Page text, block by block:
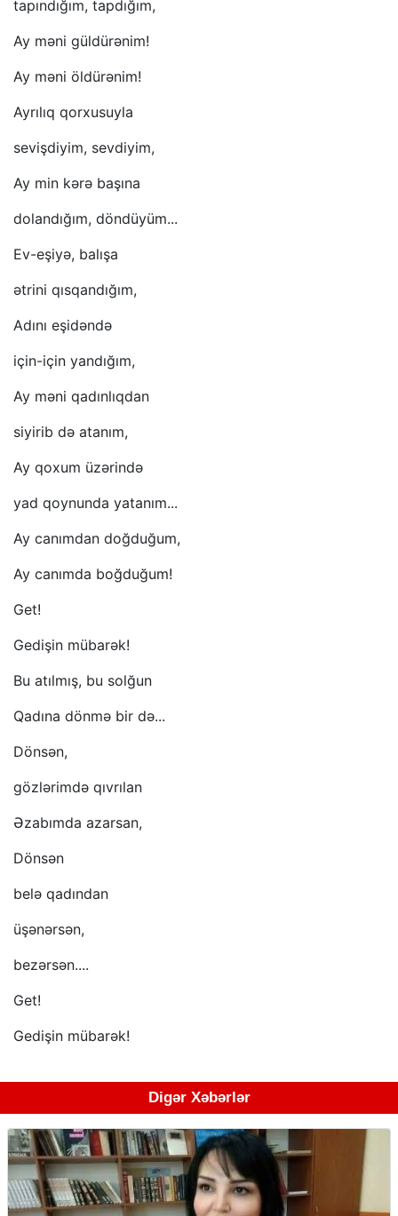
tapındığım, tapdığım,
Ay məni güldürənim!
Ay məni öldürənim!
Ayrılıq qorxusuyla
sevişdiyim, sevdiyim,
Ay min kərə başına
dolandığım, döndüyüm...
Ev-eşiyə, balışa
ətrini qısqandığım,
Adını eşidəndə
için-için yandığım,
Ay məni qadınlıqdan
siyirib də atanım,
Ay qoxum üzərində
yad qoynunda yatanım...
Ay canımdan doğduğum,
Ay canımda boğduğum!
Get!
Gedişin mübarək!
Bu atılmış, bu solğun
Qadına dönmə bir də...
Dönsən,
gözlərimdə qıvrılan
Əzabımda azarsan,
Dönsən
belə qadından
üşənərsən,
bezərsən....
Get!
Gedişin mübarək!
Digər Xəbərlər